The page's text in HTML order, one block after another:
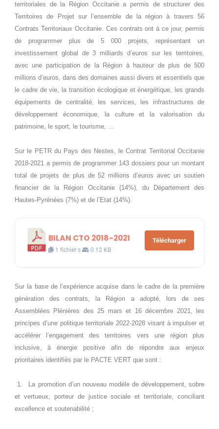
territoriales de la Région Occitanie a permis de structurer des
Territoires de Projet sur l’ensemble de la région à travers 56
Contrats Territoriaux Occitanie. Ces contrats ont à ce jour, permis
de programmer plus de 5 000 projets, représentant un
investissement global de 3 milliards d’euros sur les territoires,
avec une participation de la Région à hauteur de plus de 500
millions d’euros, dans des domaines aussi divers et essentiels que
le cadre de vie, la transition écologique et énergétique, les grands
équipements de centralité, les services, les infrastructures de
développement économique, la culture et la valorisation du
patrimoine, le sport, le tourisme, …
Sur le PETR du Pays des Nestes, le Contrat Territorial Occitanie
2018-2021 a permis de programmer 143 dossiers pour un montant
total de projets de plus de 52 millions d’euros avec un soutien
financier de la Région Occitanie (14%), du Département des
Hautes-Pyrénées (7%) et de l’Etat (14%).
BILAN CTO 2018-2021
1 fichier·s 0.12 KB
Télécharger
Sur la base de l’expérience acquise dans le cadre de la première
génération des contrats, la Région a adopté,
lors de ses
Assemblées Plénières des 25 mars et 16 décembre 2021,
les
principes d’une politique territoriale 2022-2028 visant à impulser et
accélérer l’engagement des territoires vers une région plus
inclusive, à énergie positive afin de répondre aux enjeux
prioritaires identifiés par le PACTE VERT que sont :
1.
La promotion d’un nouveau modèle de développement, sobre
et vertueux, porteur de justice sociale et territoriale, conciliant
excellence et soutenabilité ;